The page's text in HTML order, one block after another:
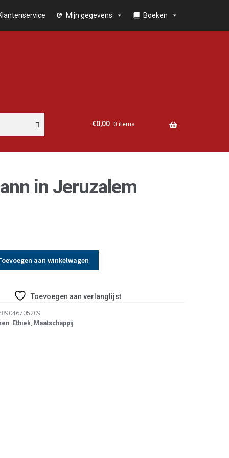
Mijn gegevens Boeken
€0,00 0 items
in Jeruzalem
aan winkelwagen
Toevoegen aan verlanglijst
, Ethiek, Maatschappij